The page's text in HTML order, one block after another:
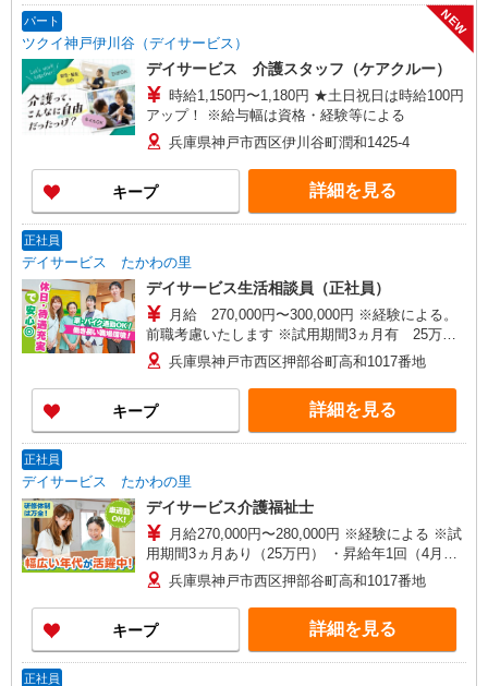
パート
ツクイ神戸伊川谷（デイサービス）
NEW
デイサービス 介護スタッフ（ケアクルー）
時給1,150円〜1,180円 ★土日祝日は時給100円
アップ！ ※給与幅は資格・経験等による
兵庫県神戸市西区伊川谷町潤和1425-4
キープ 詳細を見る
正社員
デイサービス たかわの里
デイサービス生活相談員（正社員）
月給 270,000円〜300,000円 ※経験による。
前職考慮いたします ※試用期間3ヵ月有 25万円
・昇給年1回（4月）※人事考課による ・賞与年2
回（7月・12月）
兵庫県神戸市西区押部谷町高和1017番地
キープ 詳細を見る
正社員
デイサービス たかわの里
デイサービス介護福祉士
月給270,000円〜280,000円 ※経験による ※試
用期間3ヵ月あり（25万円） ・昇給年1回（4月）
※人事考課による ・賞与年2回（7月・12月）
【年収例】 介護福祉士 入社2年目 年収368万円
入社6年目 年収405万円
兵庫県神戸市西区押部谷町高和1017番地
キープ 詳細を見る
正社員